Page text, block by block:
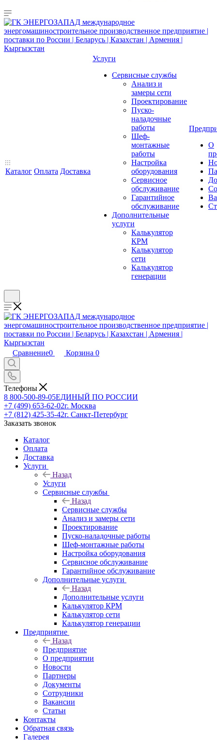
Каталог Оплата Доставка
Услуги
Сервисные службы
Анализ и
замеры сети
Проектирование
Пуско-
наладочные
работы
Шеф-
монтажные
работы
Настройка
оборудования
Сервисное
обслуживание
Гарантийное
обслуживание
Дополнительные
услуги
Калькулятор
КРМ
Калькулятор
сети
Калькулятор
генерации
О
Сравнение0 Корзина 0
Телефоны
8 800-500-89-05ЕДИНЫЙ ПО РОССИИ
+7 (499) 653-62-02г. Москва
+7 (812) 425-35-42г. Санкт-Петербург
Заказать звонок
Каталог
Оплата
Доставка
Услуги
Назад
Услуги
Сервисные службы
Назад
Сервисные службы
Анализ и замеры сети
Проектирование
Пуско-наладочные работы
Шеф-монтажные работы
Настройка оборудования
Сервисное обслуживание
Гарантийное обслуживание
Дополнительные услуги
Назад
Дополнительные услуги
Калькулятор КРМ
Калькулятор сети
Калькулятор генерации
Предприятие
Назад
Предприятие
О предприятии
Новости
Партнеры
Документы
Сотрудники
Вакансии
Статьи
Контакты
Обратная связь
Галерея